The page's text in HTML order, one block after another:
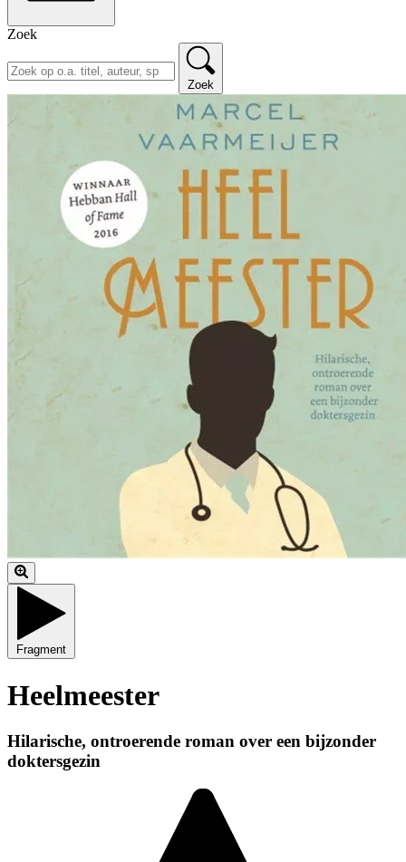
Zoek
Zoek
Fragment
Heelmeester
Hilarische, ontroerende roman over een bijzonder
doktersgezin